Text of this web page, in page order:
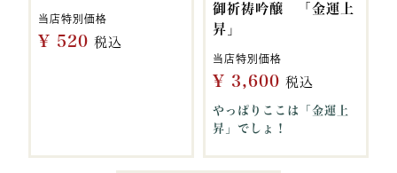
当店特別価格
¥ 520 税込
御祈祷吟醸 「金運上
昇」
当店特別価格
¥ 3,600 税込
やっぱりここは「金運上
昇」でしょ！